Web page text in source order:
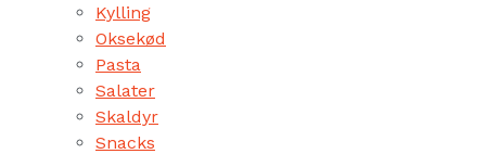
Kylling
Oksekød
Pasta
Salater
Skaldyr
Snacks